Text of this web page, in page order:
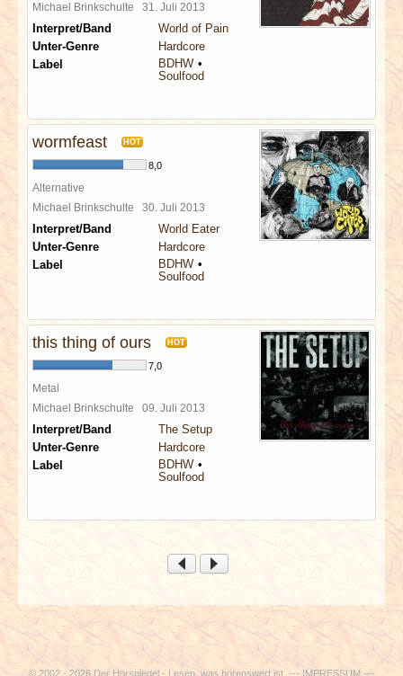
Michael Brinkschulte 31. Juli 2013
Interpret/Band
World of Pain
Unter-Genre
Hardcore
Label
BDHW
Soulfood
wormfeast HOT
8,0
Alternative
Michael Brinkschulte 30. Juli 2013
Interpret/Band
World Eater
Unter-Genre
Hardcore
Label
BDHW
Soulfood
this thing of ours HOT
7,0
Metal
Michael Brinkschulte 09. Juli 2013
Interpret/Band
The Setup
Unter-Genre
Hardcore
Label
BDHW
Soulfood
© 2002 - 2026 Der Hörspiegel - Lesen, was hörenswert ist. ---IMPRESSUM ---